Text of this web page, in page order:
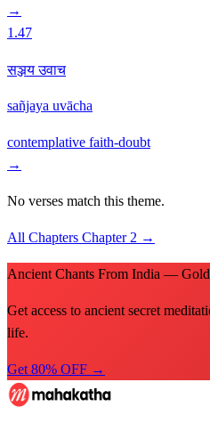
→
1.47
सञ्जय उवाच
sañjaya uvācha
contemplative faith-doubt
→
No verses match this theme.
All Chapters Chapter 2 →
Ancient Chants From India —
Get access to ancient secret
life.
Get 80% OFF →